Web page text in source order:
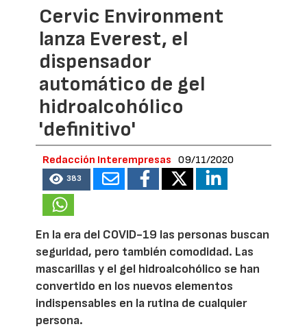
Cervic Environment
lanza Everest, el
dispensador
automático de gel
hidroalcohólico
'definitivo'
Redacción Interempresas 09/11/2020
383
En la era del COVID-19 las personas buscan
seguridad, pero también comodidad. Las
mascarillas y el gel hidroalcohólico se han
convertido en los nuevos elementos
indispensables en la rutina de cualquier
persona.